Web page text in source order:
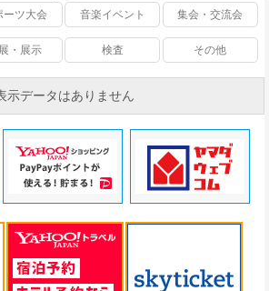
ーツ大会 音楽イベント 集会・交流会
・展示 検査 その他
示データはありません